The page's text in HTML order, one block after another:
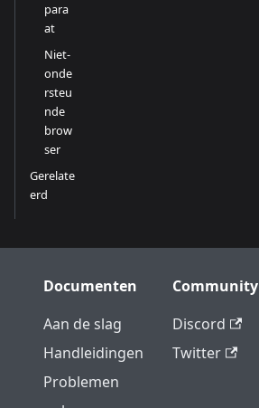
para
at
Niet-
onde
rsteu
nde
brow
ser
Gerelate
erd
Documenten
Aan de slag
Handleidingen
Problemen
Community
Discord
Twitter